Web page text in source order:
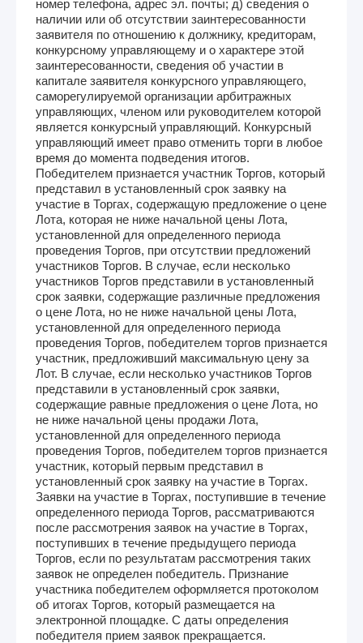
номер телефона, адрес эл. почты; д) сведения о
наличии или об отсутствии заинтересованности
заявителя по отношению к должнику, кредиторам,
конкурсному управляющему и о характере этой
заинтересованности, сведения об участии в
капитале заявителя конкурсного управляющего,
саморегулируемой организации арбитражных
управляющих, членом или руководителем которой
является конкурсный управляющий. Конкурсный
управляющий имеет право отменить торги в любое
время до момента подведения итогов.
Победителем признается участник Торгов, который
представил в установленный срок заявку на
участие в Торгах, содержащую предложение о цене
Лота, которая не ниже начальной цены Лота,
установленной для определенного периода
проведения Торгов, при отсутствии предложений
участников Торгов. В случае, если несколько
участников Торгов представили в установленный
срок заявки, содержащие различные предложения
о цене Лота, но не ниже начальной цены Лота,
установленной для определенного периода
проведения Торгов, победителем торгов признается
участник, предложивший максимальную цену за
Лот. В случае, если несколько участников Торгов
представили в установленный срок заявки,
содержащие равные предложения о цене Лота, но
не ниже начальной цены продажи Лота,
установленной для определенного периода
проведения Торгов, победителем торгов признается
участник, который первым представил в
установленный срок заявку на участие в Торгах.
Заявки на участие в Торгах, поступившие в течение
определенного периода Торгов, рассматриваются
после рассмотрения заявок на участие в Торгах,
поступивших в течение предыдущего периода
Торгов, если по результатам рассмотрения таких
заявок не определен победитель. Признание
участника победителем оформляется протоколом
об итогах Торгов, который размещается на
электронной площадке. С даты определения
победителя прием заявок прекращается.